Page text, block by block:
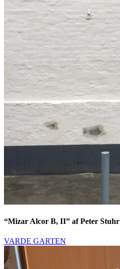
“Mizar Alcor B, II” af Peter Stuhr
VARDE GARTEN